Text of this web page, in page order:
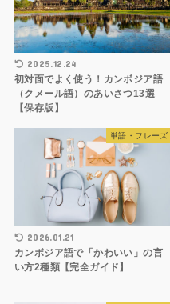
2025.12.24
初対面でよく使う！カンボジア語
（クメール語）のあいさつ13選
【保存版】
単語・フレーズ
2026.01.21
カンボジア語で「かわいい」の言
い方2種類【完全ガイド】